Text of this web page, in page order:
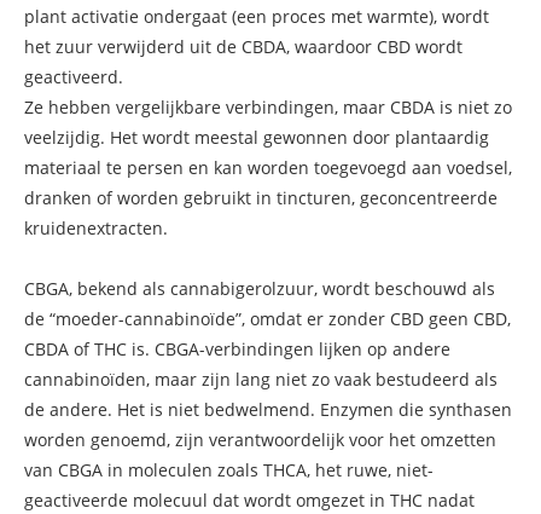
plant activatie ondergaat (een proces met warmte), wordt
het zuur verwijderd uit de CBDA, waardoor CBD wordt
geactiveerd.
Ze hebben vergelijkbare verbindingen, maar CBDA is niet zo
veelzijdig. Het wordt meestal gewonnen door plantaardig
materiaal te persen en kan worden toegevoegd aan voedsel,
dranken of worden gebruikt in tincturen, geconcentreerde
kruidenextracten.
CBGA, bekend als cannabigerolzuur, wordt beschouwd als
de “moeder-cannabinoïde”, omdat er zonder CBD geen CBD,
CBDA of THC is. CBGA-verbindingen lijken op andere
cannabinoïden, maar zijn lang niet zo vaak bestudeerd als
de andere. Het is niet bedwelmend. Enzymen die synthasen
worden genoemd, zijn verantwoordelijk voor het omzetten
van CBGA in moleculen zoals THCA, het ruwe, niet-
geactiveerde molecuul dat wordt omgezet in THC nadat